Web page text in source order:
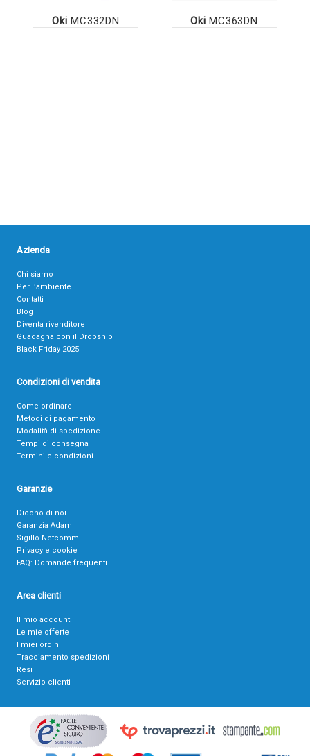
Oki MC332DN Oki MC363DN
Azienda
Chi siamo
Per l’ambiente
Contatti
Blog
Diventa rivenditore
Guadagna con il Dropship
Black Friday 2025
Condizioni di vendita
Come ordinare
Metodi di pagamento
Modalità di spedizione
Tempi di consegna
Termini e condizioni
Garanzie
Dicono di noi
Garanzia Adam
Sigillo Netcomm
Privacy e cookie
FAQ: Domande frequenti
Area clienti
Il mio account
Le mie offerte
I miei ordini
Tracciamento spedizioni
Resi
Servizio clienti